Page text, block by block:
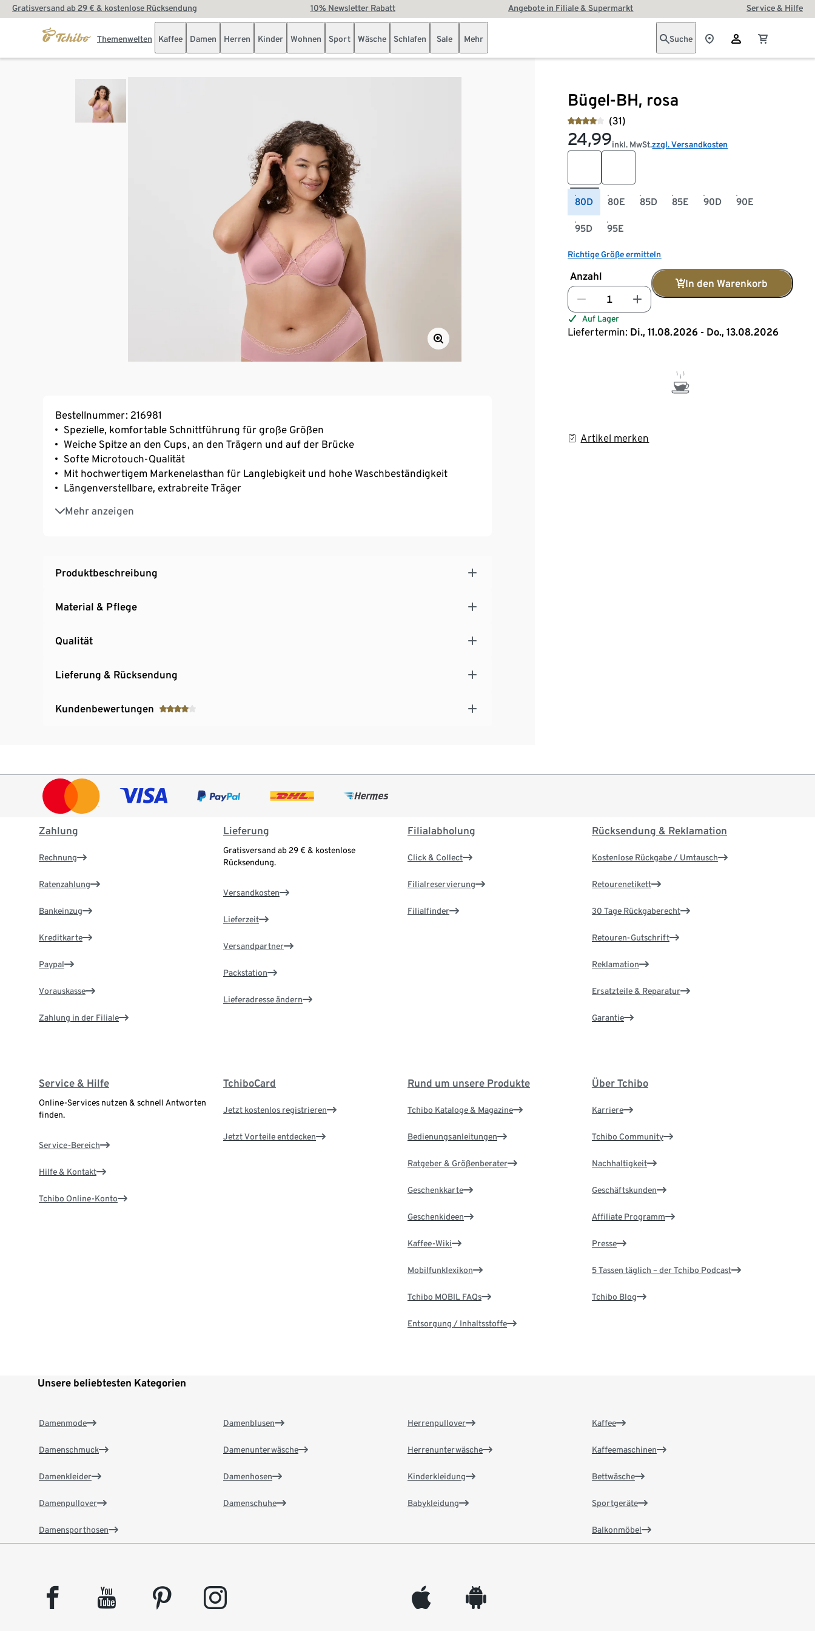
Gratisversand ab 29 € & kostenlose Rücksendung 10% Newsletter Rabatt Angebote in Filiale & Supermarkt Service & Hilfe
Themenwelten Kaffee Damen Herren Kinder Wohnen Sport Wäsche Schlafen Sale Mehr Suche
Bügel-BH, rosa
(31)
24,99inkl. MwSt.zzgl. Versandkosten
80D 80E 85D 85E 90D 90E
95D 95E
Richtige Größe ermitteln
Anzahl
In den Warenkorb
Auf Lager
Liefertermin: Di., 11.08.2026 - Do., 13.08.2026
Artikel merken
Bestellnummer: 216981
Spezielle, komfortable Schnittführung für große Größen
Weiche Spitze an den Cups, an den Trägern und auf der Brücke
Softe Microtouch-Qualität
Mit hochwertigem Markenelasthan für Langlebigkeit und hohe Waschbeständigkeit
Längenverstellbare, extrabreite Träger
Mehr anzeigen
3-fach verstellbarer SoftSeal®-Häkchenverschluss
Produktbeschreibung
Material & Pflege
Qualität
Lieferung & Rücksendung
Kundenbewertungen
Zahlung
Rechnung
Ratenzahlung
Bankeinzug
Kreditkarte
Paypal
Vorauskasse
Zahlung in der Filiale
Lieferung
Gratisversand ab 29 € & kostenlose
Rücksendung.
Versandkosten
Lieferzeit
Versandpartner
Packstation
Lieferadresse ändern
Filialabholung
Click & Collect
Filialreservierung
Filialfinder
Rücksendung & Reklamation
Kostenlose Rückgabe / Umtausch
Retourenetikett
30 Tage Rückgaberecht
Retouren-Gutschrift
Reklamation
Ersatzteile & Reparatur
Garantie
Service & Hilfe
Online-Services nutzen & schnell Antworten
finden.
Service-Bereich
Hilfe & Kontakt
Tchibo Online-Konto
TchiboCard
Jetzt kostenlos registrieren
Jetzt Vorteile entdecken
Rund um unsere Produkte
Tchibo Kataloge & Magazine
Bedienungsanleitungen
Ratgeber & Größenberater
Geschenkkarte
Geschenkideen
Kaffee-Wiki
Mobilfunklexikon
Tchibo MOBIL FAQs
Entsorgung / Inhaltsstoffe
Über Tchibo
Karriere
Tchibo Community
Nachhaltigkeit
Geschäftskunden
Affiliate Programm
Presse
5 Tassen täglich – der Tchibo Podcast
Tchibo Blog
Unsere beliebtesten Kategorien
Damenmode
Damenschmuck
Damenkleider
Damenpullover
Damensporthosen
Damenblusen
Damenunterwäsche
Damenhosen
Damenschuhe
Herrenpullover
Herrenunterwäsche
Kinderkleidung
Babykleidung
Kaffee
Kaffeemaschinen
Bettwäsche
Sportgeräte
Balkonmöbel
facebook youtube pinterest instagram appleinc android